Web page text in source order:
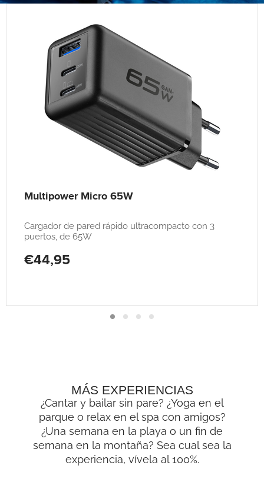
Multipower Micro 65W
Cargador de pared rápido ultracompacto con 3
puertos, de 65W
€44,95
MÁS EXPERIENCIAS
¿Cantar y bailar sin pare? ¿Yoga en el
parque o relax en el spa con amigos?
¿Una semana en la playa o un fin de
semana en la montaña? Sea cual sea la
experiencia, vívela al 100%.